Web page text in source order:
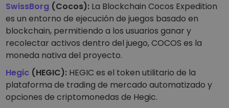
SwissBorg (Cocos): La Blockchain Cocos Expedition
es un entorno de ejecución de juegos basado en
blockchain, permitiendo a los usuarios ganar y
recolectar activos dentro del juego, COCOS es la
moneda nativa del proyecto.
Hegic (HEGIC): HEGIC es el token utilitario de la
plataforma de trading de mercado automatizado y
opciones de criptomonedas de Hegic.